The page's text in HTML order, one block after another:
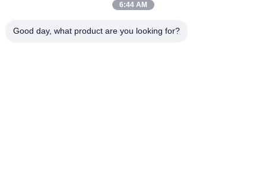
迅速な連絡
6:44 AM
Good day, what product are you looking for?